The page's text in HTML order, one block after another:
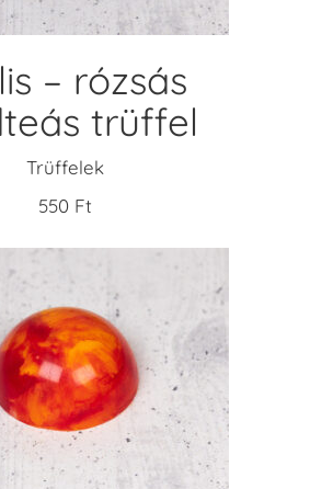
– rózsás
trüffel
Trüffelek
550 Ft
TESZEM